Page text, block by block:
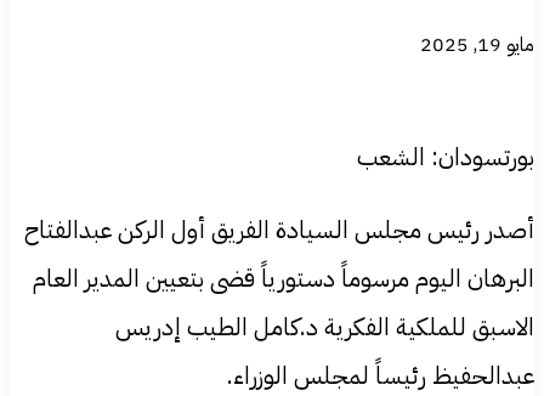
مايو 19, 2025
بورتسودان: الشعب
أصدر رئيس مجلس السيادة الفريق أول الركن عبدالفتاح
البرهان اليوم مرسوماً دستورياً قضى بتعيين المدير العام
الاسبق للملكية الفكرية د.كامل الطيب إدريس
عبدالحفيظ رئيساً لمجلس الوزراء.